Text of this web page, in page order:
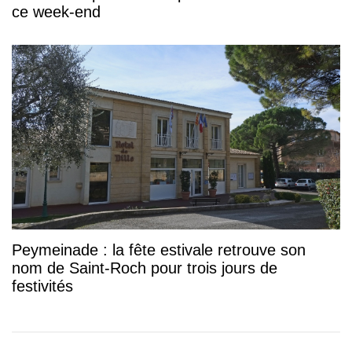
ce week-end
Peymeinade : la fête estivale retrouve son
nom de Saint-Roch pour trois jours de
festivités